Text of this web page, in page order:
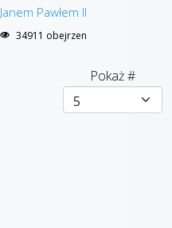
Janem Pawłem II
34911 obejrzen
Pokaż #